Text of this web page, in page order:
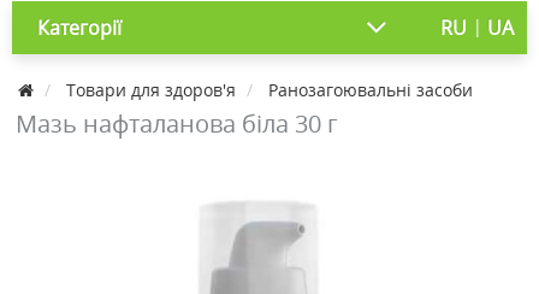
Категорії RU | UA
Товари для здоров'я Ранозагоювальні засоби
Мазь нафталанова біла 30 г